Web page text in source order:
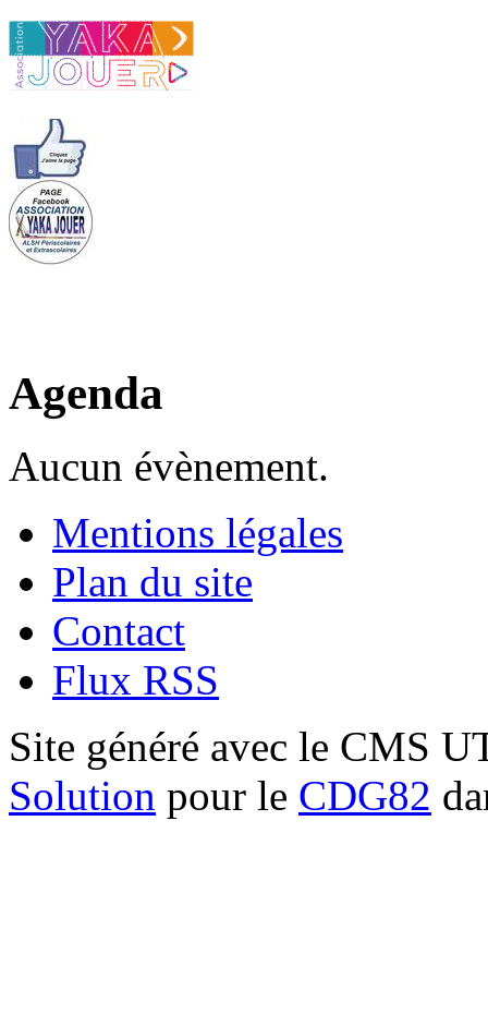
Agenda
Aucun évènement.
Mentions légales
Plan du site
Contact
Flux RSS
Site généré avec le CMS
Solution pour le CDG82